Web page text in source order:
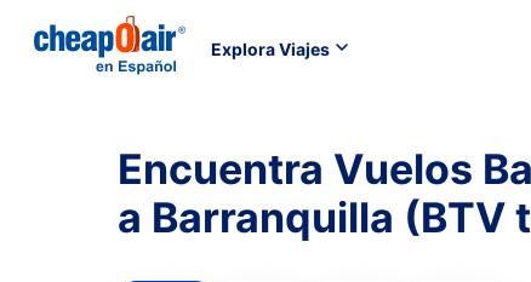
Explora Viajes
Encuentra Vuelos
a Barranquilla (BTV